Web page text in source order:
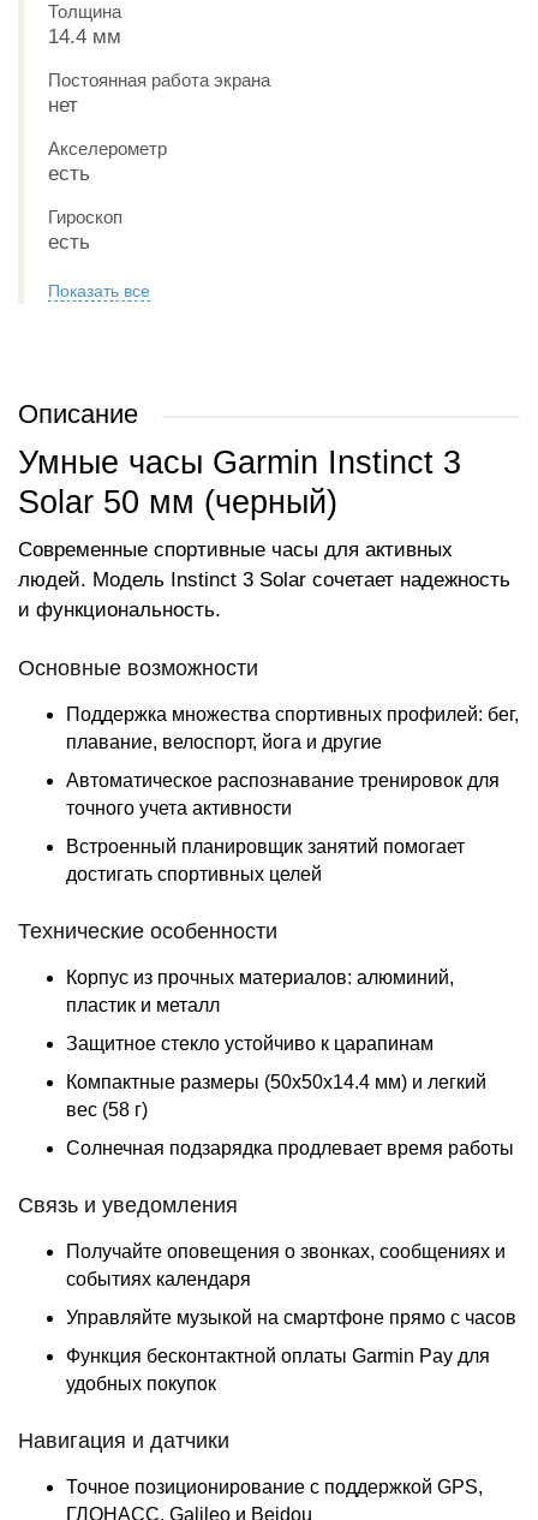
Толщина
14.4 мм
Постоянная работа экрана
нет
Акселерометр
есть
Гироскоп
есть
Показать все
Описание
Умные часы Garmin Instinct 3
Solar 50 мм (черный)
Современные спортивные часы для активных
людей. Модель Instinct 3 Solar сочетает надежность
и функциональность.
Основные возможности
Поддержка множества спортивных профилей: бег,
плавание, велоспорт, йога и другие
Автоматическое распознавание тренировок для
точного учета активности
Встроенный планировщик занятий помогает
достигать спортивных целей
Технические особенности
Корпус из прочных материалов: алюминий,
пластик и металл
Защитное стекло устойчиво к царапинам
Компактные размеры (50x50x14.4 мм) и легкий
вес (58 г)
Солнечная подзарядка продлевает время работы
Связь и уведомления
Получайте оповещения о звонках, сообщениях и
событиях календаря
Управляйте музыкой на смартфоне прямо с часов
Функция бесконтактной оплаты Garmin Pay для
удобных покупок
Навигация и датчики
Точное позиционирование с поддержкой GPS,
ГЛОНАСС, Galileo и Beidou